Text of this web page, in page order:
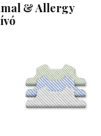
& Allergy